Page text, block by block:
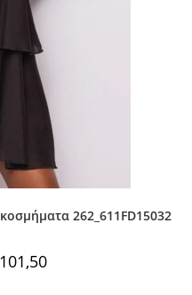
262_611FD15032
101,50